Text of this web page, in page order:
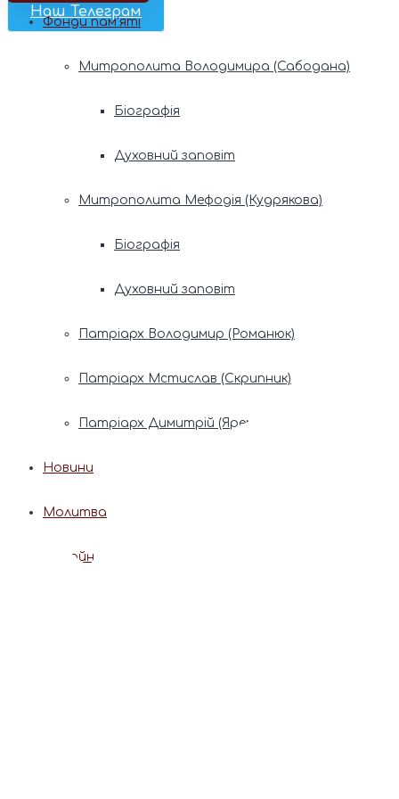
Наш Телеграм
Фонди пам’яті
Митрополита Володимира (Сабодана)
Біографія
Духовний заповіт
Митрополита Мефодія (Кудрякова)
Біографія
Духовний заповіт
Патріарх Володимир (Романюк)
Патріарх Мстислав (Скрипник)
Патріарх Димитрій (Ярема)
Новини
Молитва
Онлайн послуги